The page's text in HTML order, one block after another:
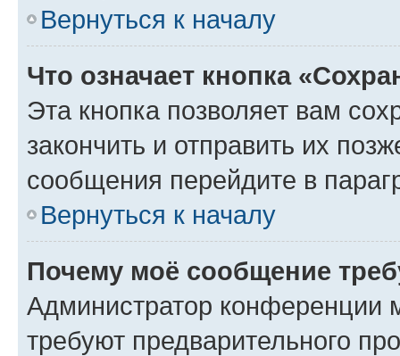
Вернуться к началу
Что означает кнопка
Эта кнопка позволяет вам
закончить и отправить их
сообщения перейдите в
Вернуться к началу
Почему моё сообщение
Администратор конференции
требуют предварительного